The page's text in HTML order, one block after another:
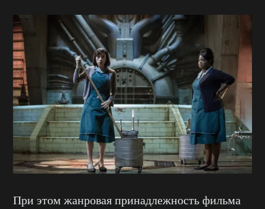
При этом жанровая принадлежность фильма